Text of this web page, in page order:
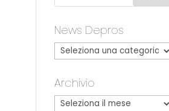
News Depros
Archivio